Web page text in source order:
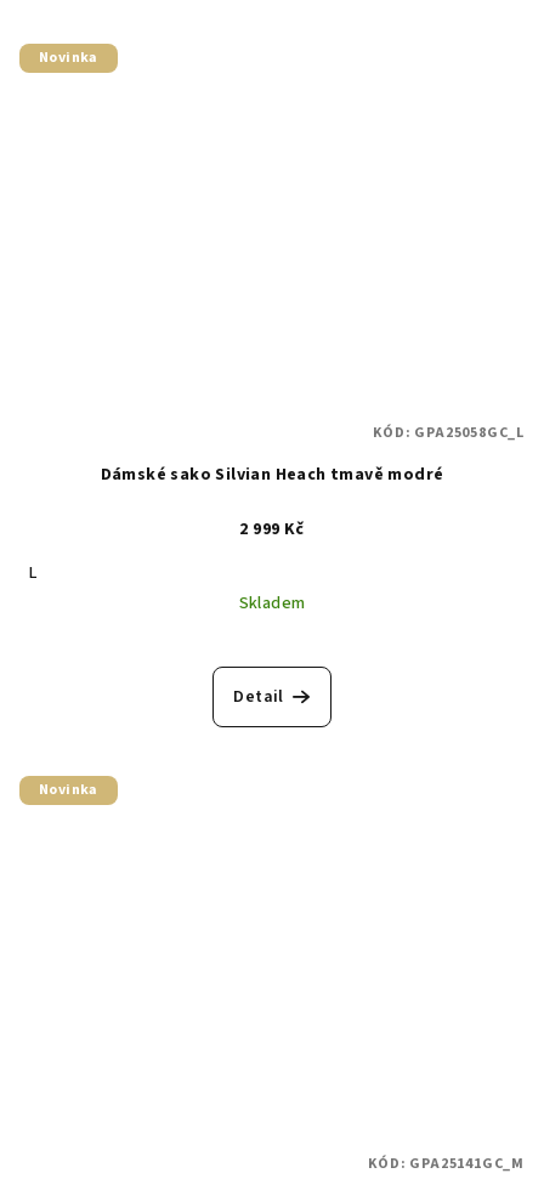
Novinka
Dámské sako Silvian Heach tmavě modré
2 999 Kč
L
Skladem
Detail
KÓD: GPA25058GC_L
Novinka
KÓD: GPA25141GC_M